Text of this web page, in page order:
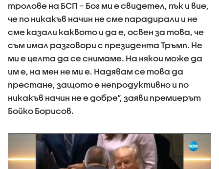
тролове на БСП – Бог ми е свидетел, пък и вие,
че по никакъв начин не сме парадирали и не
сме казали каквото и да е, освен за това, че
съм имал разговори с президента Тръмп. Не
ми е целта да се снимаме. На някои може да
им е, на мен не ми е. Надявам се това да
престане, защото е непродуктивно и по
никакъв начин не е добре“, заяви премиерът
Бойко Борисов.